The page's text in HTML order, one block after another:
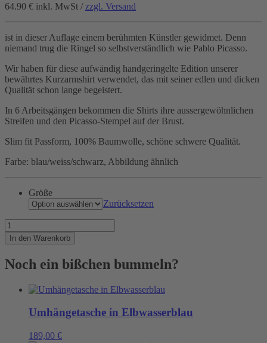
64.90 € inkl. MwSt / zzgl. Versand
ist in dieser Auflage einem berühmten Künstler gewidmet. Denn
niemand trug die Ringel so selbstverständlich wie Pablo Picasso.
Wir haben für diese aufwändig handgeringelte Edition unserer
bewährtes Kurzarmshirt verwendet, das mit seiner edlen und dicken
Qualität schon lange begeistert.
In 6 Arbeitsgängen bekommen die Shirts ihre aussergewöhnlichen
Streifen und den Picasso-Stempel auf der Brust.
Slim fit Passform, 100% Baumwolle, schöne schwere Qualität.
Farbe: blau/weiss/schwarz, Abbildung ähnlich
Größe
Zurücksetzen
Unser
berühmtes
Ringelshirt
In den Warenkorb
Noch ein bißchen bummeln?
Umhängetasche in Elbwasserblau
189,00 €